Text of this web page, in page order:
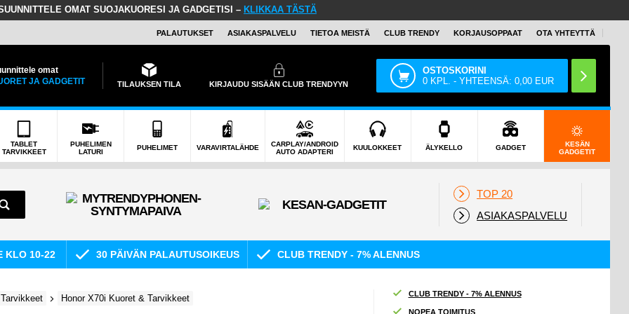
OMAT SUOJAKUORESI JA GADGETISI – KLIKKAA TÄSTÄ
PALAUTUKSET ASIAKASPALVELU TIETOA MEISTÄ CLUB TRENDY KORJAUSOPPAAT OTA YHTEYTTÄ
omat
JA GADGETIT
TILAUKSEN TILA KIRJAUDU SISÄÄN CLUB TRENDYYN
OSTOSKORINI
0 KPL. - YHTEENSÄ:0,00 EUR
TABLET
TARVIKKEET
PUHELIMEN
LATURI
PUHELIMET VARAVIRTALÄHDE
CARPLAY/ANDROID
AUTO ADAPTERI
KUULOKKEET ÄLYKELLO GADGET
KESÄN
GADGETIT
TOP 20
ASIAKASPALVELU
KLO 10-22 30 PÄIVÄN PALAUTUSOIKEUS CLUB TRENDY - 7% ALENNUS
Honor X70i Kuoret & Tarvikkeet CLUB TRENDY - 7% ALENNUS
NOPEA TOIMITUS